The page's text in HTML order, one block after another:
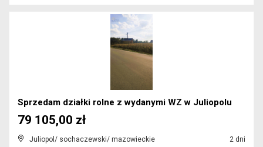
Sprzedam działki rolne z wydanymi WZ w Juliopolu
Juliopol/ sochaczewski/ mazowieckie 2 dni
79 105,00 zł